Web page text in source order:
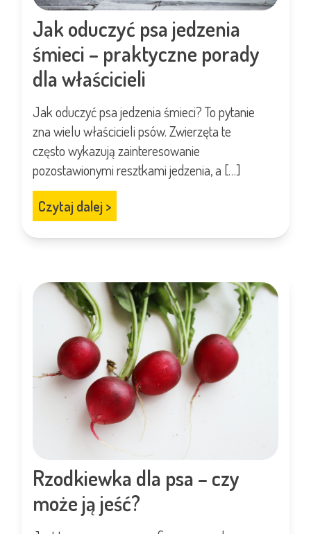
Jak oduczyć psa jedzenia
śmieci – praktyczne porady
dla właścicieli
Jak oduczyć psa jedzenia śmieci? To pytanie
zna wielu właścicieli psów. Zwierzęta te
często wykazują zainteresowanie
pozostawionymi resztkami jedzenia, a […]
Czytaj dalej >
Rzodkiewka dla psa – czy
może ją jeść?